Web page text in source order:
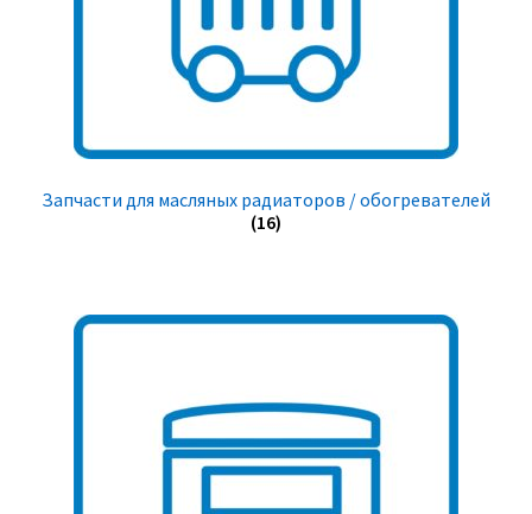
Запчасти для масляных радиаторов / обогревателей
(16)